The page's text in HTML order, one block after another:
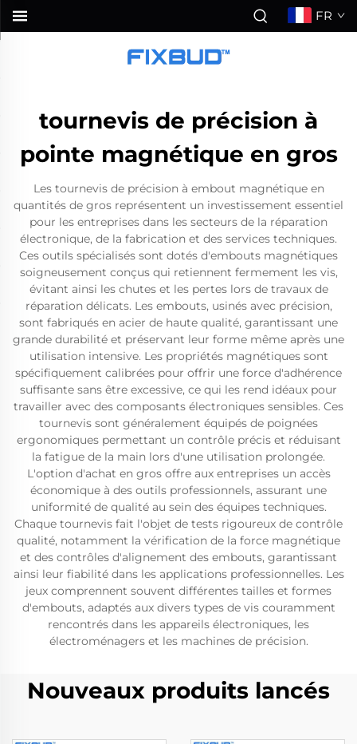
FR
tournevis de précision à
pointe magnétique en gros
Les tournevis de précision à embout magnétique en
quantités de gros représentent un investissement essentiel
pour les entreprises dans les secteurs de la réparation
électronique, de la fabrication et des services techniques.
Ces outils spécialisés sont dotés d'embouts magnétiques
soigneusement conçus qui retiennent fermement les vis,
évitant ainsi les chutes et les pertes lors de travaux de
réparation délicats. Les embouts, usinés avec précision,
sont fabriqués en acier de haute qualité, garantissant une
grande durabilité et préservant leur forme même après une
utilisation intensive. Les propriétés magnétiques sont
spécifiquement calibrées pour offrir une force d'adhérence
suffisante sans être excessive, ce qui les rend idéaux pour
travailler avec des composants électroniques sensibles. Ces
tournevis sont généralement équipés de poignées
ergonomiques permettant un contrôle précis et réduisant
la fatigue de la main lors d'une utilisation prolongée.
L'option d'achat en gros offre aux entreprises un accès
économique à des outils professionnels, assurant une
uniformité de qualité au sein des équipes techniques.
Chaque tournevis fait l'objet de tests rigoureux de contrôle
qualité, notamment la vérification de la force magnétique
et des contrôles d'alignement des embouts, garantissant
ainsi leur fiabilité dans les applications professionnelles. Les
jeux comprennent souvent différentes tailles et formes
d'embouts, adaptés aux divers types de vis couramment
rencontrés dans les appareils électroniques, les
électroménagers et les machines de précision.
Nouveaux produits lancés